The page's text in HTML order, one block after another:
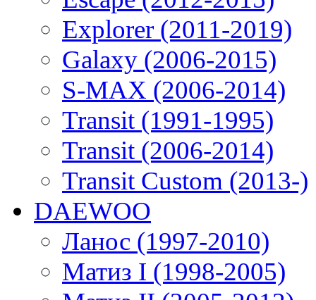
Explorer (2011-2019)
Galaxy (2006-2015)
S-MAX (2006-2014)
Transit (1991-1995)
Transit (2006-2014)
Transit Custom (2013-)
DAEWOO
Ланос (1997-2010)
Матиз I (1998-2005)